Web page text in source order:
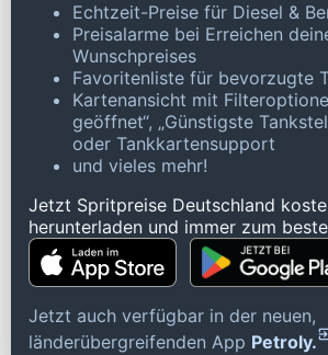
Echtzeit-Preise für Diesel &
Preisalarme bei Erreichen
Wunschpreises
Favoritenliste für bevorzugte
Kartenansicht mit
geöffnet“, „Günstigste
oder Tankkartensupport
und vieles mehr!
Jetzt Spritpreise Deutschland
herunterladen und immer zum
Jetzt auch verfügbar in der neuen,
länderübergreifenden App Petroly.